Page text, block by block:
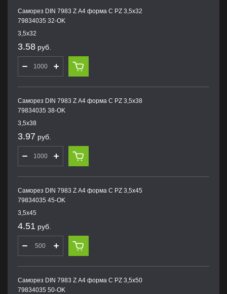
Саморез DIN 7983 Z А4 форма С PZ 3,5х32
79834035 32-OK
3,5х32
3.58 руб.
Саморез DIN 7983 Z А4 форма С PZ 3,5х38
79834035 38-OK
3,5х38
3.97 руб.
Саморез DIN 7983 Z А4 форма С PZ 3,5х45
79834035 45-OK
3,5х45
4.51 руб.
Саморез DIN 7983 Z А4 форма С PZ 3,5х50
79834035 50-OK